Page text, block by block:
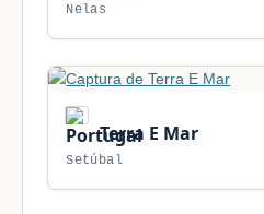
Nelas
Terra E Mar
Setúbal